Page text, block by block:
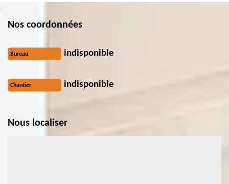
Nos coordonnées
Bureau indisponible
Chantier indisponible
Nous localiser